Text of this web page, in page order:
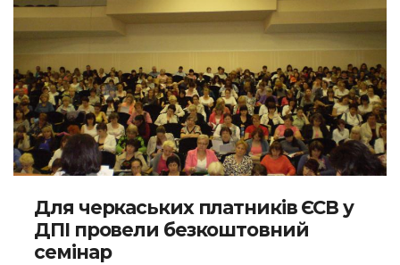
Для черкаських платників ЄСВ у
ДПІ провели безкоштовний
семінар